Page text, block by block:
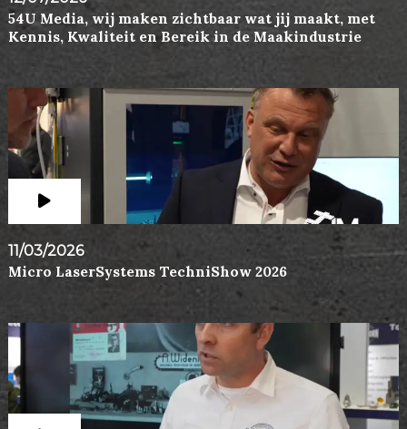
54U Media, wij maken zichtbaar wat jij maakt, met
Kennis, Kwaliteit en Bereik in de Maakindustrie
11/03/2026
Micro LaserSystems TechniShow 2026